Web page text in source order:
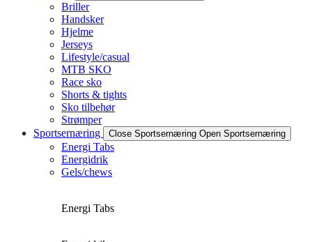
Briller
Handsker
Hjelme
Jerseys
Lifestyle/casual
MTB SKO
Race sko
Shorts & tights
Sko tilbehør
Strømper
Sportsernæring
Close Sportsernæring Open Sportsernæring
Energi Tabs
Energidrik
Gels/chews
Energi Tabs